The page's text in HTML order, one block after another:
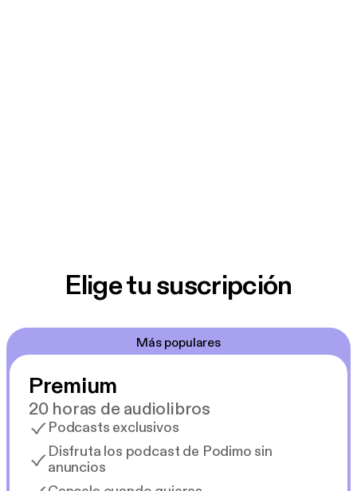
Elige tu suscripción
Más populares
Premium
20 horas de audiolibros
Podcasts exclusivos
Disfruta los podcast de Podimo sin
anuncios